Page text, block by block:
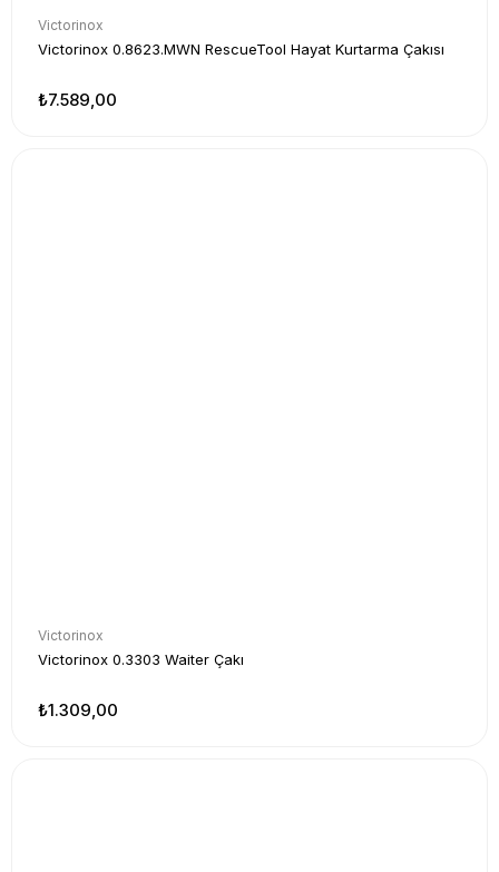
Victorinox
Victorinox 0.8623.MWN RescueTool Hayat Kurtarma Çakısı
₺7.589,00
Victorinox
Victorinox 0.3303 Waiter Çakı
₺1.309,00